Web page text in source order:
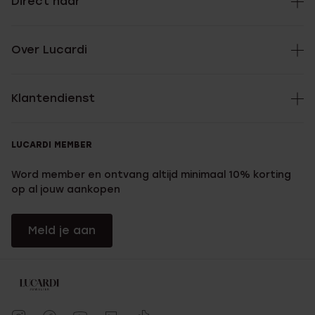
Over Lucardi
Klantendienst
LUCARDI MEMBER
Word member en ontvang altijd minimaal 10% korting
op al jouw aankopen
Meld je aan